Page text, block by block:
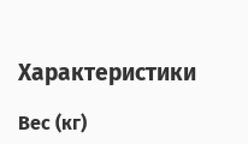
Характеристики
Вес (кг)